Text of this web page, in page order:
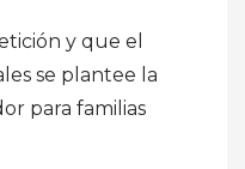
y que el
se plantee la
para familias